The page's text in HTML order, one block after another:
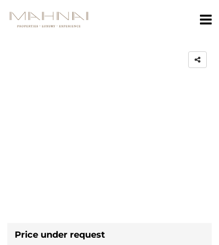
Price under request